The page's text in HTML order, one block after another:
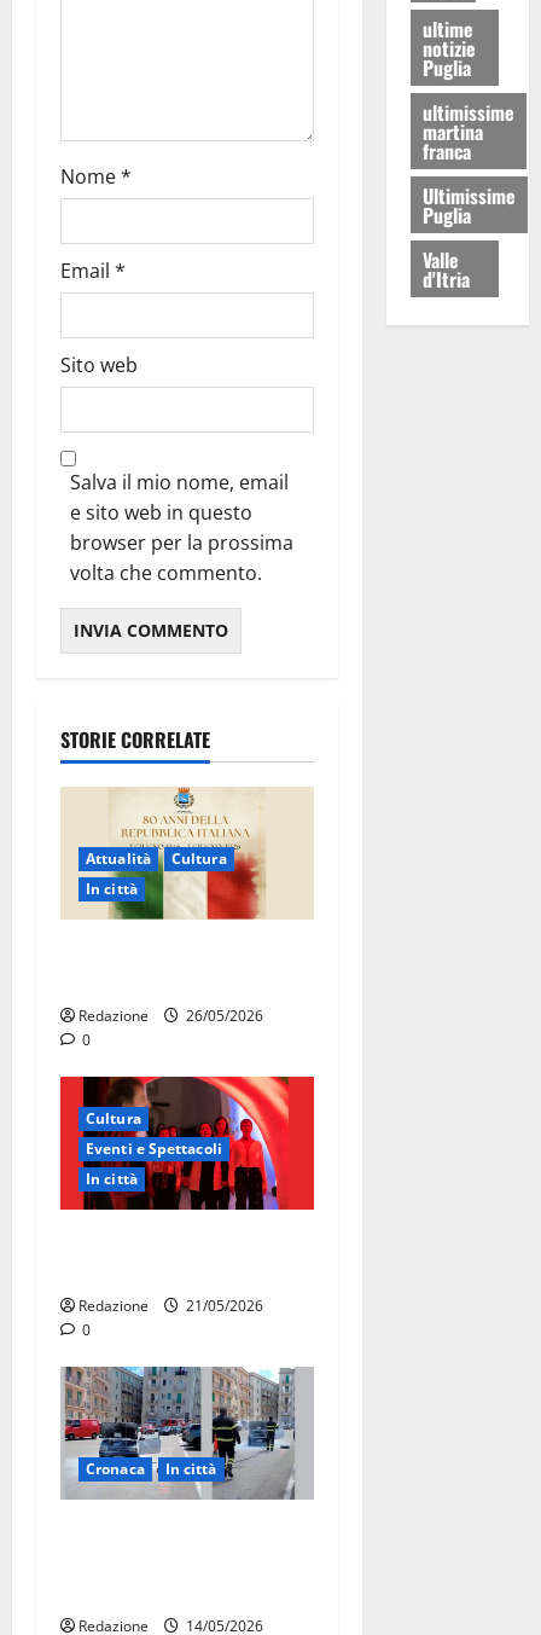
Nome*
Email *
Sito web
Salva il mio nome, email
e sito web in questo
browser per la prossima
volta che commento.
STORIE CORRELATE
Attualità
Cultura
In città
Redazione
26/05/2026
0
Cultura
Eventi e Spettacoli
In città
Redazione
21/05/2026
0
Cronaca In città
Redazione 14/05/2026
ultime
notizie
Puglia
ultimissime
martina
franca
Ultimissime
Puglia
Valle
d'Itria